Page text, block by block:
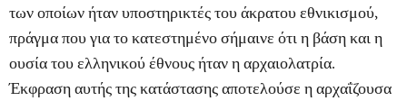
των οποίων ήταν υποστηρικτές του άκρατου εθνικισμού,
πράγμα που για το κατεστημένο σήμαινε ότι η βάση και η
ουσία του ελληνικού έθνους ήταν η αρχαιολατρία.
Έκφραση αυτής της κατάστασης αποτελούσε η αρχαΐζουσα